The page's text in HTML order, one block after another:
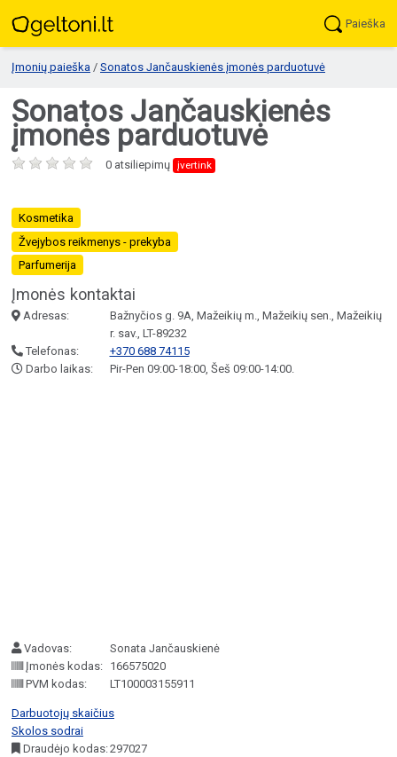
Paieška
Įmonių paieška / Sonatos Jančauskienės įmonės parduotuvė
Sonatos Jančauskienės
įmonės parduotuvė
0 atsiliepimų įvertink
Kosmetika
Žvejybos reikmenys - prekyba
Parfumerija
Įmonės kontaktai
Adresas:
Bažnyčios g. 9A, Mažeikių m., Mažeikių sen., Mažeikių
r. sav., LT-89232
Telefonas:
+370 688 74115
Darbo laikas:
Pir-Pen 09:00-18:00, Šeš 09:00-14:00.
Vadovas:
Sonata Jančauskienė
Įmonės kodas: 166575020
PVM kodas:
LT100003155911
Darbuotojų skaičius
Skolos sodrai
Draudėjo kodas:297027